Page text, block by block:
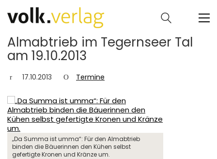
Almabtrieb im Tegernseer Tal
am 19.10.2013
17.10.2013 Termine
„Da Summa ist umma“: Für den Almabtrieb
binden die Bäuerinnen den Kühen selbst
gefertigte Kronen und Kränze um.